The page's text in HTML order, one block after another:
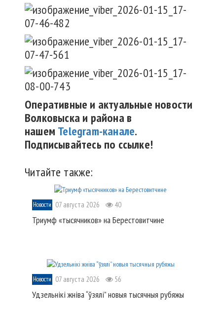
Оперативные и актуальные новости
Волковыска и района в
нашем Telegram-канале.
Подписывайтесь по ссылке!
Читайте также:
Новости 07 августа 2026 40
Триумф «тысячников» на Берестовитчине
Новости 07 августа 2026 56
Удзельнікі жніва “ўзялі” новыя тысячныя рубяжы